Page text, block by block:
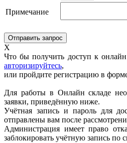
Примечание
X
Что бы получить доступ к
авторизируйтесь,
или пройдите регистрацию в
Для работы в Онлайн складе
заявки, приведённую ниже.
Учётная запись и пароль для
отправлены вам после
Администрация имеет право
заблокировать учётную запись по